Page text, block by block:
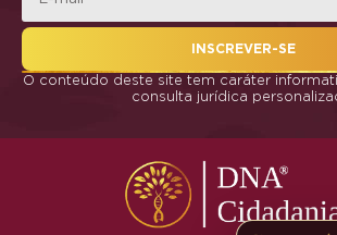
INSCREVER-SE
O conteúdo deste site tem caráter
consulta jurídica